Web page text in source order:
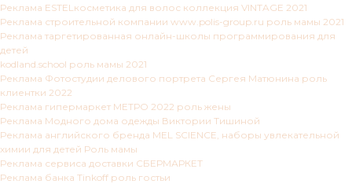
Реклама ESTELкосметика для волос коллекция VINTAGE 2021
Реклама строительной компании www.polis-group.ru роль мамы 2021
Реклама таргетированная онлайн-школы программирования для
детей
kodland.school роль мамы 2021
Реклама Фотостудии делового портрета Сергея Матюнина роль
клиентки 2022
Реклама гипермаркет МЕТРО 2022 роль жены
Реклама Модного дома одежды Виктории Тишиной
Реклама английского бренда MEL SCIENCE, наборы увлекательной
химии для детей Роль мамы
Реклама сервиса доставки СБЕРМАРКЕТ
Реклама банка Tinkoff роль гостьи